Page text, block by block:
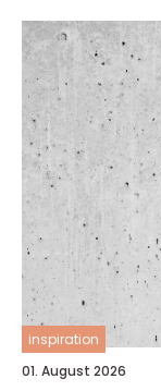
inspiration
01. August 2026